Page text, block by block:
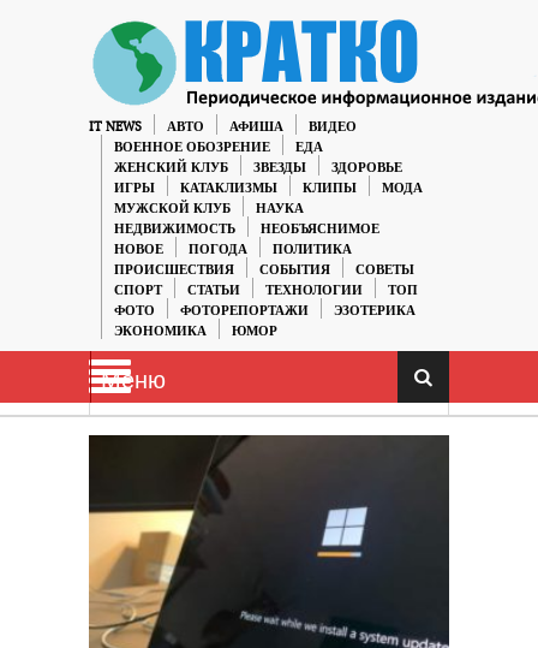
IT NEWS АВТО АФИША
ВИДЕО
ВОЕННОЕ ОБОЗРЕНИЕ
ЕДА
ЖЕНСКИЙ КЛУБ
ЗВЕЗДЫ
ЗДОРОВЬЕ
ИГРЫ
КАТАКЛИЗМЫ КЛИПЫ
МОДА
МУЖСКОЙ КЛУБ
НАУКА
НЕДВИЖИМОСТЬ
НЕОБЪЯСНИМОЕ
НОВОЕ
ПОГОДА
ПОЛИТИКА
ПРОИСШЕСТВИЯ
СОБЫТИЯ
СОВЕТЫ
СПОРТ
СТАТЬИ ТЕХНОЛОГИИ
ТОП
ФОТО
ФОТОРЕПОРТАЖИ
ЭЗОТЕРИКА
ЭКОНОМИКА
ЮМОР
Меню